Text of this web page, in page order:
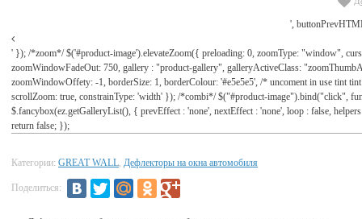
',
' }); /*zoom*/ $('#product-image').elevateZoom({ preloading: 0, zoomType: "window",
zoomWindowFadeOut: 750, gallery : "product-gallery", galleryActiveClass:
zoomWindowOffety: -1, borderSize: 1, borderColour: '#e5e5e5', /* uncoment in use tint
scrollZoom: true, constrainType: 'width' }); /*combi*/ $("#product-image").bind("click",
$.fancybox(ez.getGalleryList(), { prevEffect : 'none', nextEffect : 'none', loop : false,
return false; });
Категории: GREAT WALL, Дефлекторы на окна автомобиля
Поделиться: